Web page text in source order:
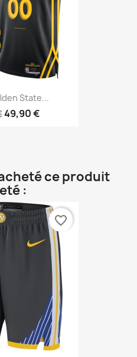
State...
49,90 €
ce produit
:
favorite_border